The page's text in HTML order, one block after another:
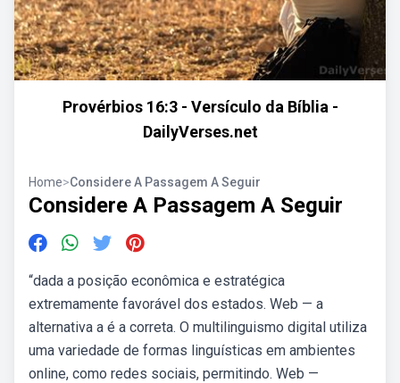
Provérbios 16:3 - Versículo da Bíblia -
DailyVerses.net
Home>Considere A Passagem A Seguir
Considere A Passagem A Seguir
“dada a posição econômica e estratégica
extremamente favorável dos estados. Web — a
alternativa a é a correta. O multilinguismo digital utiliza
uma variedade de formas linguísticas em ambientes
online, como redes sociais, permitindo. Web —